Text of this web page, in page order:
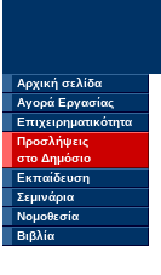
Αρχική σελίδα
Αγορά Εργασίας
Επιχειρηματικότητα
Προσλήψεις
στο Δημόσιο
Εκπαίδευση
Σεμινάρια
Νομοθεσία
Βιβλία